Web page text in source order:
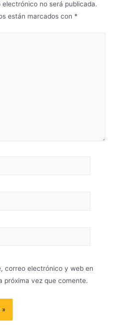
no será publicada.
están marcados con *
correo electrónico y web en
próxima vez que comente.